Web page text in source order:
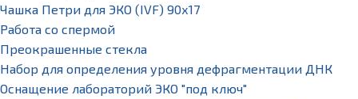
Чашка Петри для ЭКО (IVF) 90х17
Работа со спермой
Преокрашенные стекла
Набор для определения уровня дефрагментации ДНК
Оснащение лабораторий ЭКО "под ключ"